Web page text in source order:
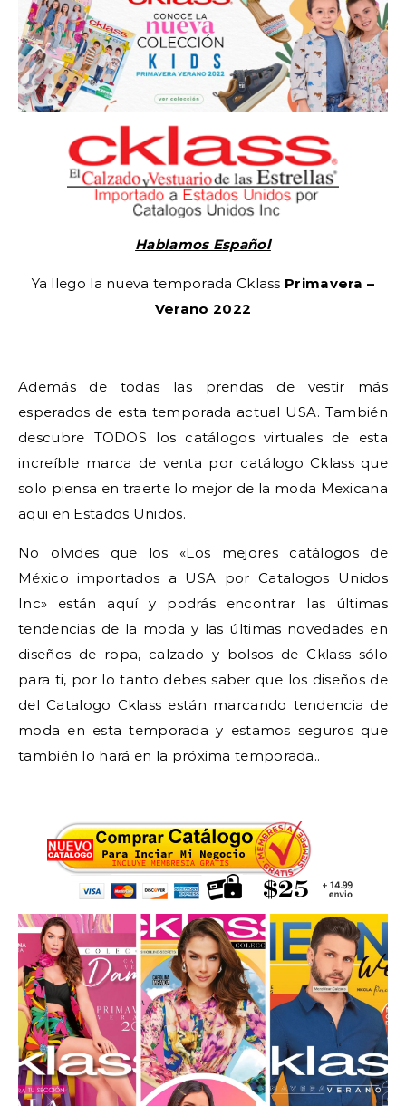
Hablamos Español
Ya llego la nueva temporada Cklass Primavera –
Verano 2022
Además de todas las prendas de vestir más
esperados de esta temporada actual USA. También
descubre TODOS los catálogos virtuales de esta
increíble marca de venta por catálogo Cklass que
solo piensa en traerte lo mejor de la moda Mexicana
aqui en Estados Unidos.
No olvides que los «Los mejores catálogos de
México importados a USA por Catalogos Unidos
Inc» están aquí y podrás encontrar las últimas
tendencias de la moda y las últimas novedades en
diseños de ropa, calzado y bolsos de Cklass sólo
para ti, por lo tanto debes saber que los diseños de
del Catalogo Cklass están marcando tendencia de
moda en esta temporada y estamos seguros que
también lo hará en la próxima temporada..